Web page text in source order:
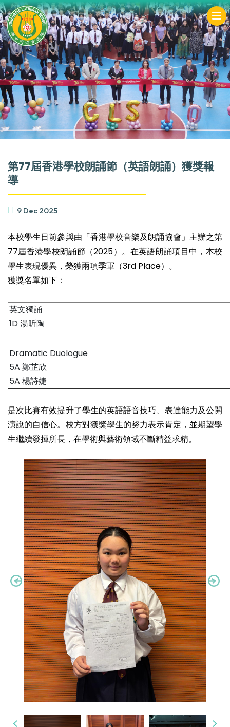
第77屆香港學校朗誦節（英語朗誦）獲獎報
導
9 Dec 2025
本校學生日前參與由「香港學校音樂及朗誦協會」主辦之第
77屆香港學校朗誦節（2025）。在英語朗誦項目中，本校
學生表現優異，榮獲兩項季軍（3rd Place）。
獲獎名單如下：
英文獨誦
1D 湯昕陶
Dramatic Duologue
5A 鄭芷欣
5A 楊詩婕
是次比賽有效提升了學生的英語語音技巧、表達能力及公開
演說的自信心。校方對獲獎學生的努力表示肯定，並期望學
生繼續發揮所長，在學術與藝術領域不斷精益求精。